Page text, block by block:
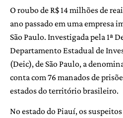
O roubo de R$ 14 milhões de
ano passado em uma empresa
São Paulo. Investigada pela 1ª
Departamento Estadual de
(Deic), de São Paulo, a
conta com 76 manados de
estados do território brasileiro.
No estado do Piauí, os